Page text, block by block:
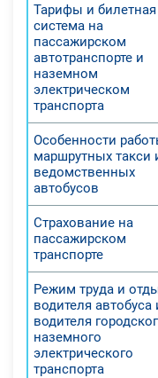
Тарифы и билетная
система на
пассажирском
автотранспорте и
наземном
электрическом
транспорта
Особенности
маршрутных такси
ведомственных
автобусов
Страхование на
пассажирском
транспорте
Режим труда и
водителя автобуса
водителя
наземного
электрического
транспорта